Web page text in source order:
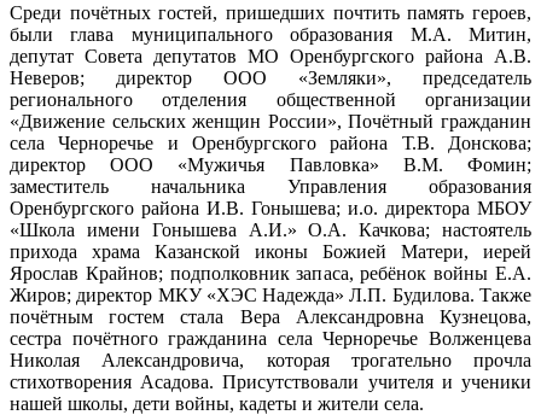
Среди почётных гостей, пришедших почтить память героев,
были глава муниципального образования М.А. Митин,
депутат Совета депутатов МО Оренбургского района А.В.
Неверов; директор ООО «Земляки», председатель
регионального отделения общественной организации
«Движение сельских женщин России», Почётный гражданин
села Черноречье и Оренбургского района Т.В. Донскова;
директор ООО «Мужичья Павловка» В.М. Фомин;
заместитель начальника Управления образования
Оренбургского района И.В. Гонышева; и.о. директора МБОУ
«Школа имени Гонышева А.И.» О.А. Качкова; настоятель
прихода храма Казанской иконы Божией Матери, иерей
Ярослав Крайнов; подполковник запаса, ребёнок войны Е.А.
Жиров; директор МКУ «ХЭС Надежда» Л.П. Будилова. Также
почётным гостем стала Вера Александровна Кузнецова,
сестра почётного гражданина села Черноречье Волженцева
Николая Александровича, которая трогательно прочла
стихотворения Асадова. Присутствовали учителя и ученики
нашей школы, дети войны, кадеты и жители села.